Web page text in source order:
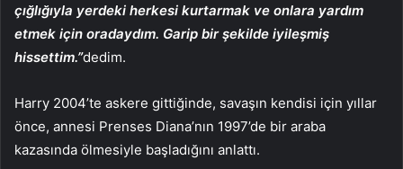
çığlığıyla yerdeki herkesi kurtarmak ve onlara yardım
etmek için oradaydım. Garip bir şekilde iyileşmiş
hissettim.”dedim.
Harry 2004’te askere gittiğinde, savaşın kendisi için yıllar
önce, annesi Prenses Diana’nın 1997’de bir araba
kazasında ölmesiyle başladığını anlattı.